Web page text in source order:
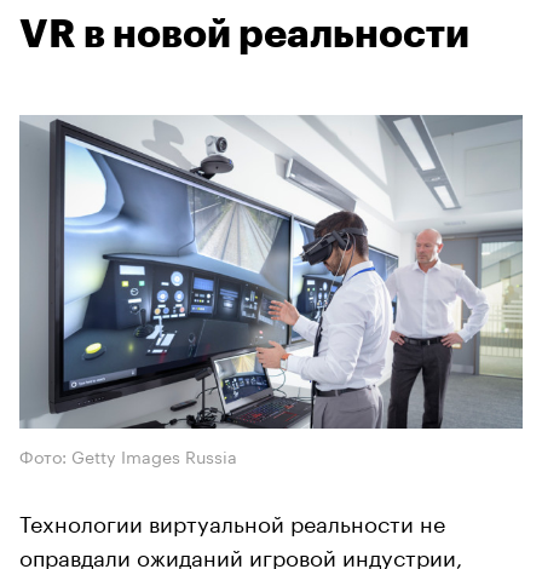
VR в новой реальности
Фото: Getty Images Russia
Технологии виртуальной реальности не
оправдали ожиданий игровой индустрии,